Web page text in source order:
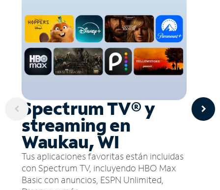
Spectrum TV® y
streaming en
Waukau, WI
Tus aplicaciones favoritas están incluidas
con Spectrum TV, incluyendo HBO Max
Basic con anuncios, ESPN Unlimited,